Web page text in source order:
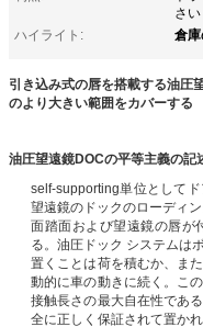
さい
ハイライト:
倉
引き込み式の唇を搭載する油圧
のより大きい範囲をカバーする
油圧望遠鏡DOCの平等主義の記
self-supporting単位として
望遠鏡のドックのローディ
面踏面および望遠鏡の唇が
る。油圧ドック システムは
置くことは荷を積むか、ま
動的に車の動きに続く。こ
接触長さの最大自在性であ
全に正しく保証されて置か